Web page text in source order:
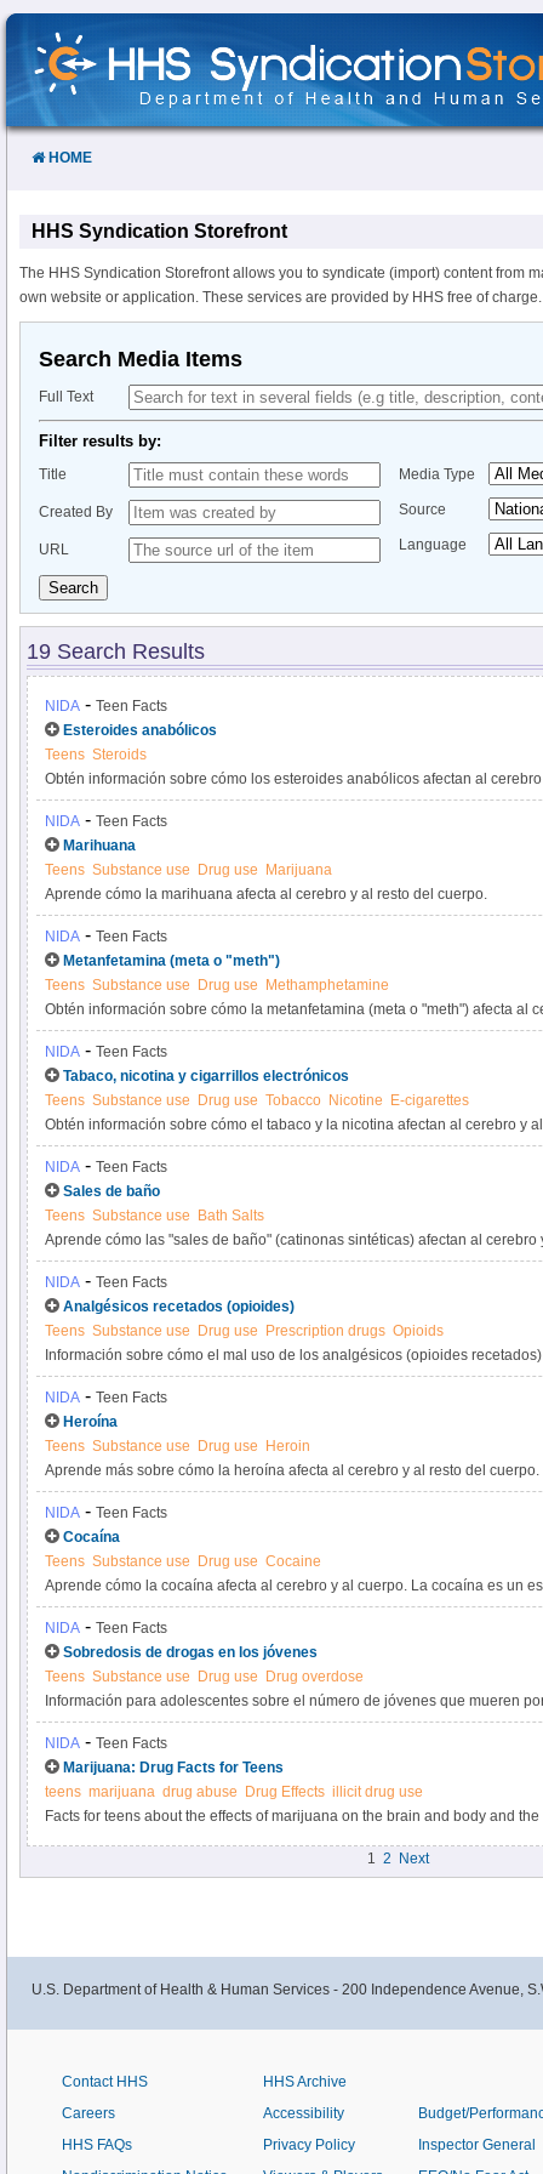
Skip
Content
HOME
HHS Syndication Storefront
The HHS Syndication Storefront allows you to syndicate (import) content from
own website or application. These services are provided by HHS free of charge.
Search Media Items
Full Text
Filter results by:
Title
Created By
URL
Media Type
Source
Language
Search
19 Search Results
NIDA - Teen Facts
Esteroides anabólicos
Teens Steroids
Obtén información sobre cómo los esteroides anabólicos afectan al
NIDA - Teen Facts
Marihuana
Teens Substance use Drug use
Marijuana
Aprende cómo la marihuana afecta al cerebro y al resto del cuerpo.
NIDA - Teen Facts
Metanfetamina (meta o "meth")
Teens Substance use Drug use
Methamphetamine
Obtén información sobre cómo la metanfetamina (meta o "meth") afecta al
La metanfetamina es una droga estimulante.
NIDA - Teen Facts
Tabaco, nicotina y cigarrillos electrónicos
Teens Substance use Drug use Tobacco Nicotine
E-cigarettes
Obtén información sobre cómo el tabaco y la nicotina afectan al cerebro y
NIDA - Teen Facts
Sales de baño
Teens Substance use
Bath Salts
Aprende cómo las "sales de baño" (catinonas sintéticas) afectan al cerebro
sales de baño son drogas fabricadas por el hombre.
NIDA - Teen Facts
Analgésicos recetados (opioides)
Teens Substance use Drug use Prescription drugs Opioids
Información sobre cómo el mal uso de los analgésicos (opioides
del cuerpo.
NIDA - Teen Facts
Heroína
Teens Substance use Drug use
Heroin
Aprende más sobre cómo la heroína afecta al cerebro y al resto del
drogas llamadas opioides.
NIDA - Teen Facts
Cocaína
Teens Substance use Drug use Cocaine
Aprende cómo la cocaína afecta al cerebro y al cuerpo. La cocaína es un
NIDA - Teen Facts
Sobredosis de drogas en los jóvenes
Teens Substance use Drug use
Drug overdose
Información para adolescentes sobre el número de jóvenes que mueren
NIDA - Teen Facts
Marijuana: Drug Facts for Teens
teens marijuana drug abuse Drug Effects illicit drug use
Facts for teens about the effects of marijuana on the brain and body and
1 2 Next
U.S. Department of Health & Human Services - 200 Independence Avenue,
Contact HHS
Careers
HHS FAQs
HHS Archive
Accessibility
Privacy Policy
Budget/
Inspector General